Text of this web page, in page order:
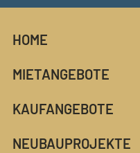
HOME
MIETANGEBOTE
KAUFANGEBOTE
NEUBAUPROJEKTE